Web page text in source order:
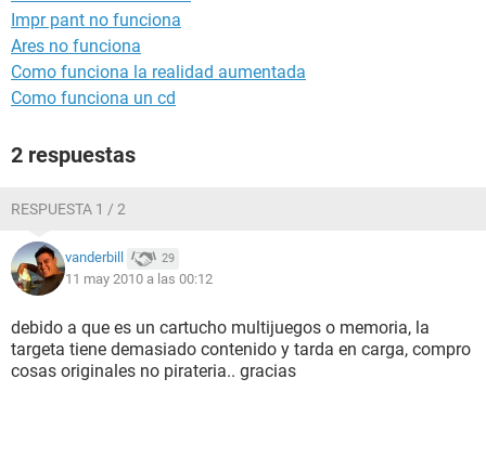
Impr pant no funciona
Ares no funciona
Como funciona la realidad aumentada
Como funciona un cd
2 respuestas
RESPUESTA 1 / 2
vanderbill 29
11 may 2010 a las 00:12
debido a que es un cartucho multijuegos o memoria, la
targeta tiene demasiado contenido y tarda en carga, compro
cosas originales no pirateria.. gracias